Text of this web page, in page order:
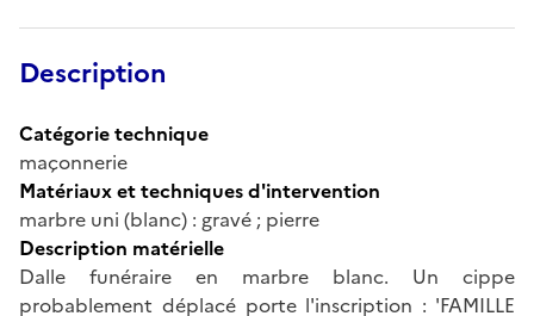
Description
Catégorie technique
maçonnerie
Matériaux et techniques d'intervention
marbre uni (blanc) : gravé ; pierre
Description matérielle
Dalle funéraire en marbre blanc. Un cippe
probablement déplacé porte l'inscription : 'FAMILLE